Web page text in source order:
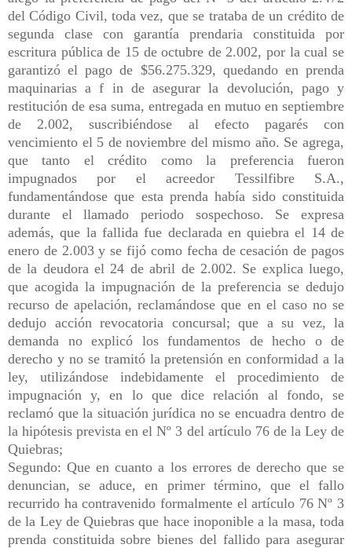
del Código Civil, toda vez, que se trataba de un crédito de
segunda clase con garantía prendaria constituida por
escritura pública de 15 de octubre de 2.002, por la cual se
garantizó el pago de $56.275.329, quedando en prenda
maquinarias a f in de asegurar la devolución, pago y
restitución de esa suma, entregada en mutuo en septiembre
de 2.002, suscribiéndose al efecto pagarés con
vencimiento el 5 de noviembre del mismo año. Se agrega,
que tanto el crédito como la preferencia fueron
impugnados por el acreedor Tessilfibre S.A.,
fundamentándose que esta prenda había sido constituida
durante el llamado periodo sospechoso. Se expresa
además, que la fallida fue declarada en quiebra el 14 de
enero de 2.003 y se fijó como fecha de cesación de pagos
de la deudora el 24 de abril de 2.002. Se explica luego,
que acogida la impugnación de la preferencia se dedujo
recurso de apelación, reclamándose que en el caso no se
dedujo acción revocatoria concursal; que a su vez, la
demanda no explicó los fundamentos de hecho o de
derecho y no se tramitó la pretensión en conformidad a la
ley, utilizándose indebidamente el procedimiento de
impugnación y, en lo que dice relación al fondo, se
reclamó que la situación jurídica no se encuadra dentro de
la hipótesis prevista en el Nº 3 del artículo 76 de la Ley de
Quiebras;
Segundo: Que en cuanto a los errores de derecho que se
denuncian, se aduce, en primer término, que el fallo
recurrido ha contravenido formalmente el artículo 76 Nº 3
de la Ley de Quiebras que hace inoponible a la masa, toda
prenda constituida sobre bienes del fallido para asegurar